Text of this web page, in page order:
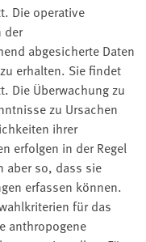
Die operative
der
abgesicherte Daten
erhalten. Sie findet
Die Überwachung zu
zu Ursachen
ihrer
erfolgen in der Regel
aber so, dass sie
erfassen können.
für das
anthropogene